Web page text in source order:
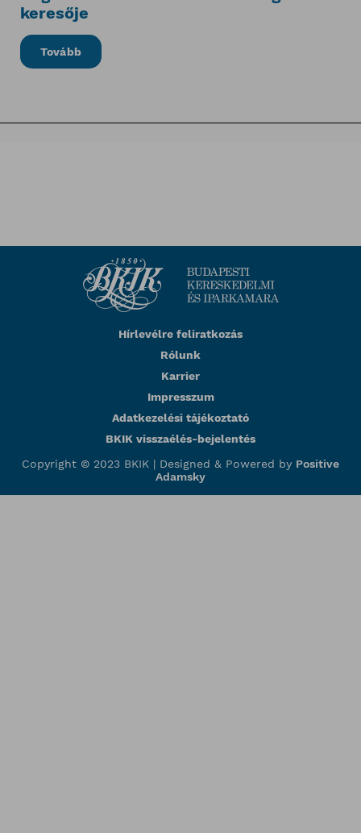
keresője
Tovább
Hírlevélre feliratkozás
Rólunk
Karrier
Impresszum
Adatkezelési tájékoztató
BKIK visszaélés-bejelentés
Copyright © 2023 BKIK | Designed & Powered by Positive
Adamsky